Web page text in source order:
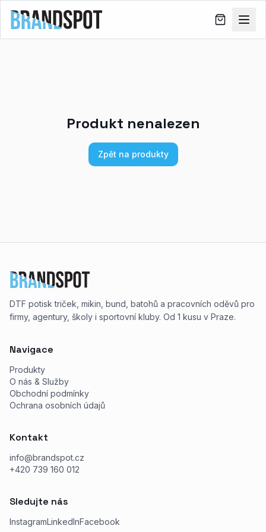
Produkt nenalezen
Zpět na produkty
DTF potisk triček, mikin, bund, batohů a pracovních oděvů pro
firmy, agentury, školy i sportovní kluby. Od 1 kusu v Praze.
Navigace
Produkty
O nás & Služby
Obchodní podmínky
Ochrana osobních údajů
Kontakt
info@brandspot.cz
+420 739 160 012
Sledujte nás
InstagramLinkedInFacebook